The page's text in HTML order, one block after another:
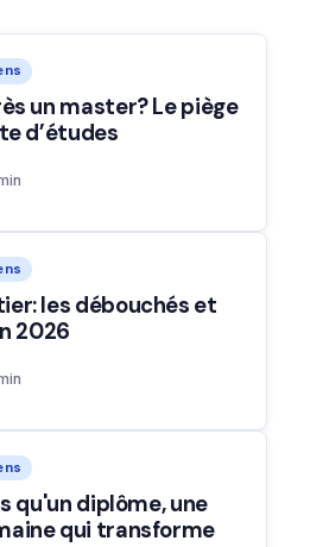
un master? Le piège
d’études
les débouchés et
2026
qu'un diplôme, une
qui transforme